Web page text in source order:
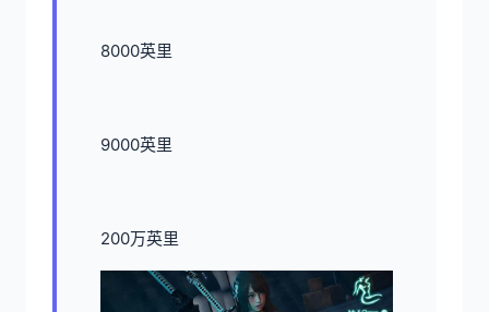
8000英里
9000英里
200万英里